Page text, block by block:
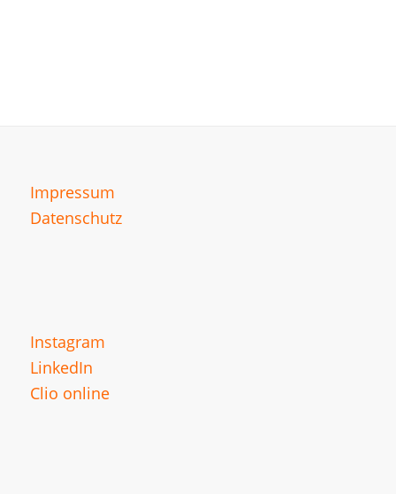
Impressum
Datenschutz
Instagram
LinkedIn
Clio online